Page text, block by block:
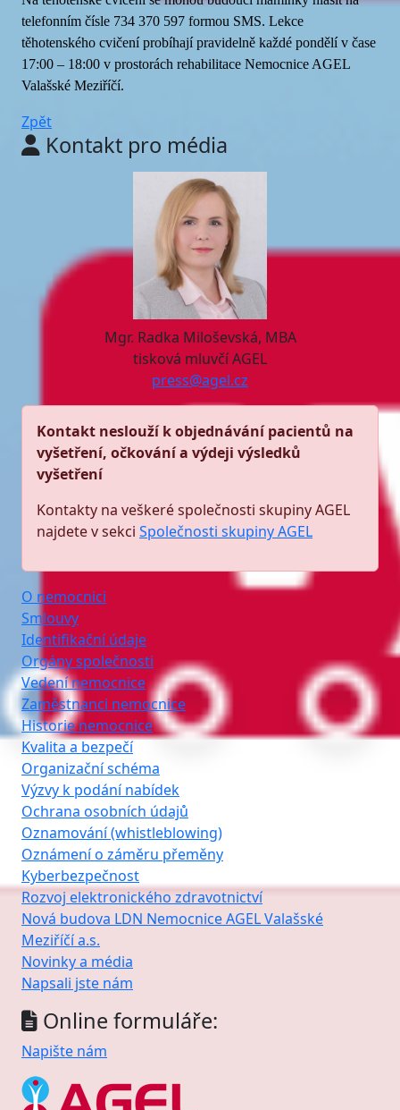
telefonním čísle 734 370 597 formou SMS. Lekce
těhotenského cvičení probíhají pravidelně každé pondělí v čase
17:00 – 18:00 v prostorách rehabilitace Nemocnice AGEL
Valašské Meziříčí.
Zpět
Kontakt pro média
Mgr. Radka Miloševská, MBA
tisková mluvčí AGEL
press@agel.cz
Kontakt neslouží k objednávání pacientů na
vyšetření, očkování a výdeji výsledků
vyšetření
Kontakty na veškeré společnosti skupiny AGEL
najdete v sekci Společnosti skupiny AGEL
O nemocnici
Smlouvy
Identifikační údaje
Orgány společnosti
Vedení nemocnice
Zaměstnanci nemocnice
Historie nemocnice
Kvalita a bezpečí
Organizační schéma
Výzvy k podání nabídek
Ochrana osobních údajů
Oznamování (whistleblowing)
Oznámení o záměru přeměny
Kyberbezpečnost
Rozvoj elektronického zdravotnictví
Nová budova LDN Nemocnice AGEL Valašské
Meziříčí a.s.
Novinky a média
Napsali jste nám
Online formuláře:
Napište nám